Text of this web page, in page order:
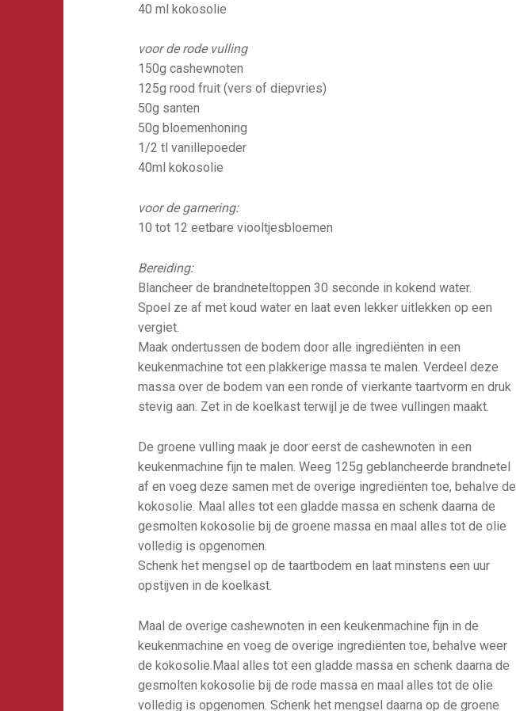
40 ml kokosolie
voor de rode vulling
150g cashewnoten
125g rood fruit (vers of diepvries)
50g santen
50g bloemenhoning
1/2 tl vanillepoeder
40ml kokosolie
voor de garnering:
10 tot 12 eetbare viooltjesbloemen
Bereiding:
Blancheer de brandneteltoppen 30 seconde in kokend water.
Spoel ze af met koud water en laat even lekker uitlekken op een
vergiet.
Maak ondertussen de bodem door alle ingrediënten in een
keukenmachine tot een plakkerige massa te malen. Verdeel deze
massa over de bodem van een ronde of vierkante taartvorm en druk
stevig aan. Zet in de koelkast terwijl je de twee vullingen maakt.
De groene vulling maak je door eerst de cashewnoten in een
keukenmachine fijn te malen. Weeg 125g geblancheerde brandnetel
af en voeg deze samen met de overige ingrediënten toe, behalve de
kokosolie. Maal alles tot een gladde massa en schenk daarna de
gesmolten kokosolie bij de groene massa en maal alles tot de olie
volledig is opgenomen.
Schenk het mengsel op de taartbodem en laat minstens een uur
opstijven in de koelkast.
Maal de overige cashewnoten in een keukenmachine fijn in de
keukenmachine en voeg de overige ingrediënten toe, behalve weer
de kokosolie.Maal alles tot een gladde massa en schenk daarna de
gesmolten kokosolie bij de rode massa en maal alles tot de olie
volledig is opgenomen. Schenk het mengsel daarna op de groene